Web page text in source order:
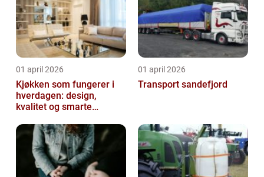
01 april 2026
Kjøkken som fungerer i
hverdagen: design,
kvalitet og smarte
01 april 2026
Transport sandefjord